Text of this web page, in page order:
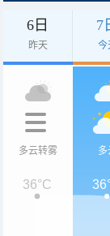
6日
昨天
7
今
多云转雾 多
36°C